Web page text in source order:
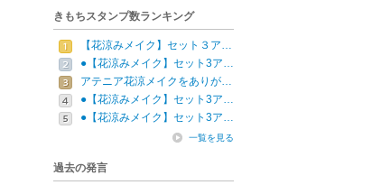
きもちスタンプ数ランキング
【花涼みメイク】セット３ア…
●【花涼みメイク】セット3ア…
アテニア花涼メイクをありが…
●【花涼みメイク】セット3ア…
●【花涼みメイク】セット3ア…
一覧を見る
過去の発言